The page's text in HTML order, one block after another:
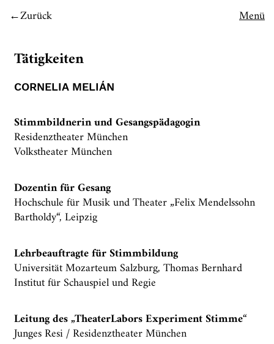
Zurück Menü
Tätigkeiten
CORNELIA MELIÁN
Stimmbildnerin und Gesangspädagogin
Residenztheater München
Volkstheater München
Dozentin für Gesang
Hochschule für Musik und Theater „Felix Mendelssohn
Bartholdy“, Leipzig
Lehrbeauftragte für Stimmbildung
Universität Mozarteum Salzburg, Thomas Bernhard
Institut für Schauspiel und Regie
Leitung des „TheaterLabors Experiment Stimme“
Junges Resi / Residenztheater München